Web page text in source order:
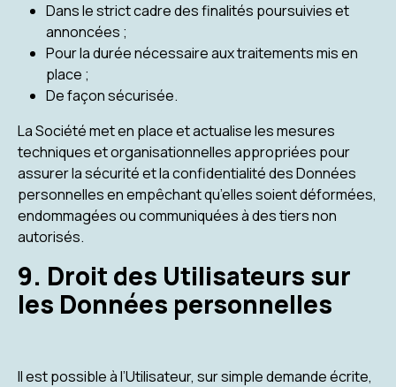
Dans le strict cadre des finalités poursuivies et
annoncées ;
Pour la durée nécessaire aux traitements mis en
place ;
De façon sécurisée.
La Société met en place et actualise les mesures
techniques et organisationnelles appropriées pour
assurer la sécurité et la confidentialité des Données
personnelles en empêchant qu’elles soient déformées,
endommagées ou communiquées à des tiers non
autorisés.
9. Droit des Utilisateurs sur
les Données personnelles
Il est possible à l’Utilisateur, sur simple demande écrite,